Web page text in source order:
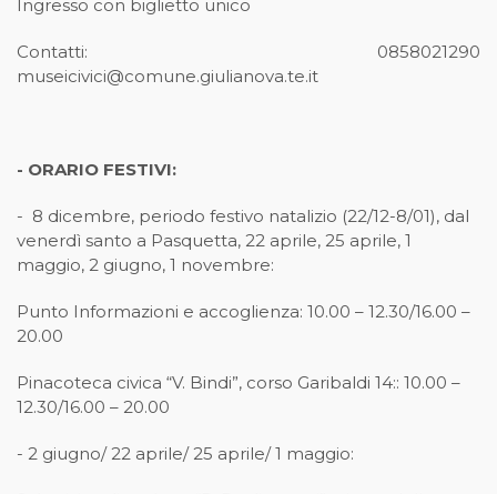
Ingresso con biglietto unico
Contatti: 0858021290
museicivici@comune.giulianova.te.it
- ORARIO FESTIVI:
- 8 dicembre, periodo festivo natalizio (22/12-8/01), dal
venerdì santo a Pasquetta, 22 aprile, 25 aprile, 1
maggio, 2 giugno, 1 novembre:
Punto Informazioni e accoglienza: 10.00 – 12.30/16.00 –
20.00
Pinacoteca civica “V. Bindi”, corso Garibaldi 14:: 10.00 –
12.30/16.00 – 20.00
- 2 giugno/ 22 aprile/ 25 aprile/ 1 maggio: